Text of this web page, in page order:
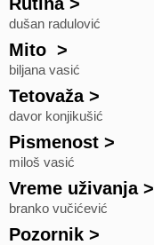
dušan radulović
Mito >
biljana vasić
Tetovaža>
davor konjikušić
Pismenost >
miloš vasić
Vreme uživanja>
branko vučićević
Pozornik >